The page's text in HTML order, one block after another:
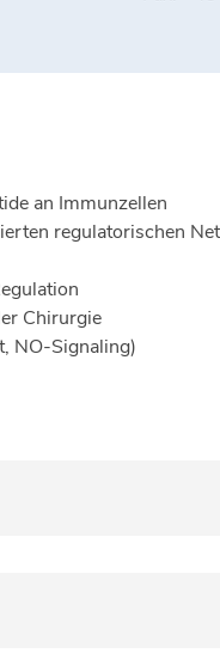
an Immunzellen
regulatorischen
Chirurgie
NO-Signaling)
bis 2 Jahre bei